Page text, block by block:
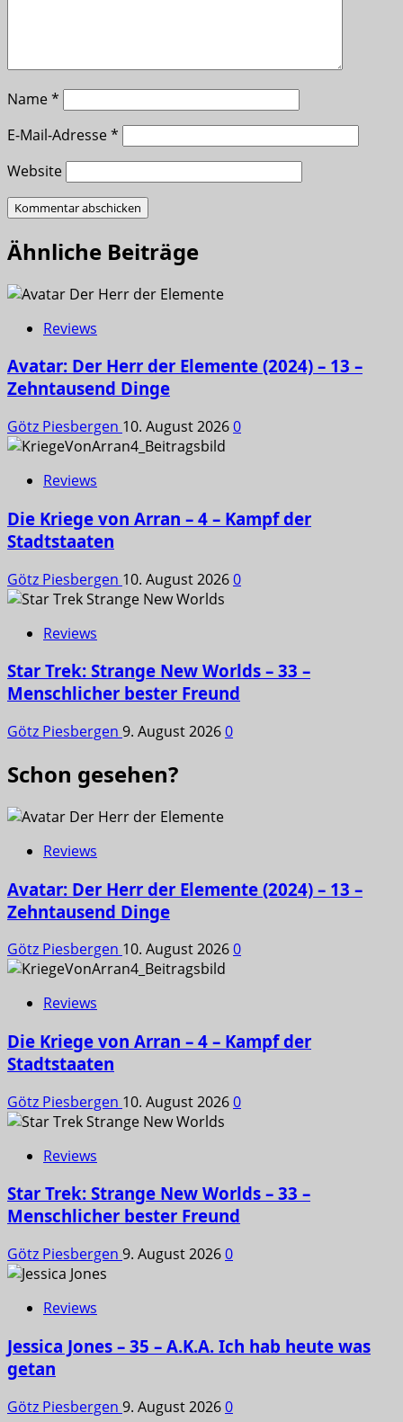
Name*
E-Mail-Adresse*
Website
Ähnliche Beiträge
Reviews
Avatar: Der Herr der Elemente (2024) – 13 –
Zehntausend Dinge
Götz Piesbergen 10. August 20260
Reviews
Die Kriege von Arran – 4 – Kampf der
Stadtstaaten
Götz Piesbergen 10. August 20260
Reviews
Star Trek: Strange New Worlds – 33 –
Menschlicher bester Freund
Götz Piesbergen 9. August 20260
Schon gesehen?
Reviews
Avatar: Der Herr der Elemente (2024) – 13 –
Zehntausend Dinge
Götz Piesbergen 10. August 20260
Reviews
Die Kriege von Arran – 4 – Kampf der
Stadtstaaten
Götz Piesbergen 10. August 20260
Reviews
Star Trek: Strange New Worlds – 33 –
Menschlicher bester Freund
Götz Piesbergen 9. August 20260
Reviews
Jessica Jones – 35 – A.K.A. Ich hab heute was
getan
Götz Piesbergen 9. August 20260